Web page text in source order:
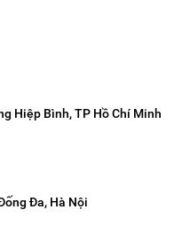
Hiệp Bình, TP Hồ Chí Minh
Đa, Hà Nội